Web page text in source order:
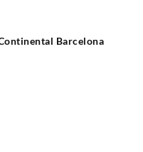
Barcelona